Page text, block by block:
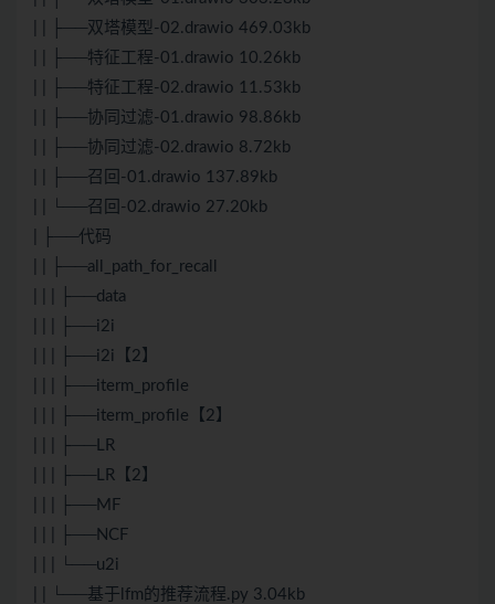
| | ├──双塔模型-02.drawio 469.03kb
| | ├──特征工程-01.drawio 10.26kb
| | ├──特征工程-02.drawio 11.53kb
| | ├──协同过滤-01.drawio 98.86kb
| | ├──协同过滤-02.drawio 8.72kb
| | ├──召回-01.drawio 137.89kb
| | └──召回-02.drawio 27.20kb
| ├──代码
| | ├──all_path_for_recall
| | | ├──data
| | | ├──i2i
| | | ├──i2i【2】
| | | ├──iterm_profile
| | | ├──iterm_profile【2】
| | | ├──LR
| | | ├──LR【2】
| | | ├──MF
| | | ├──NCF
| | | └──u2i
| | └──基于lfm的推荐流程.py 3.04kb